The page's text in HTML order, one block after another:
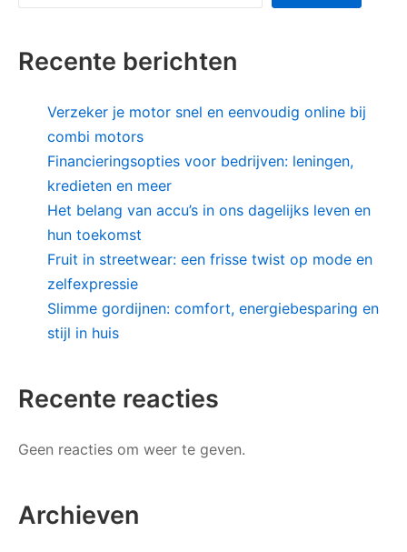
Recente berichten
Verzeker je motor snel en eenvoudig online bij
combi motors
Financieringsopties voor bedrijven: leningen,
kredieten en meer
Het belang van accu’s in ons dagelijks leven en
hun toekomst
Fruit in streetwear: een frisse twist op mode en
zelfexpressie
Slimme gordijnen: comfort, energiebesparing en
stijl in huis
Recente reacties
Geen reacties om weer te geven.
Archieven